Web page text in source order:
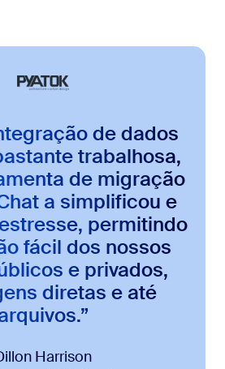
de dados
trabalhosa,
de migração
a simplificou e
permitindo
fácil dos nossos
e privados,
diretas e até
Harrison